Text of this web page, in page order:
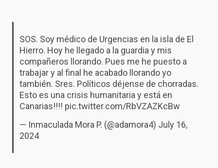
SOS. Soy médico de Urgencias en la isla de El
Hierro. Hoy he llegado a la guardia y mis
compañeros llorando. Pues me he puesto a
trabajar y al final he acabado llorando yo
también. Sres. Políticos déjense de chorradas.
Esto es una crisis humanitaria y está en
Canarias!!!! pic.twitter.com/RbVZAZKcBw
— Inmaculada Mora P. (@adamora4) July 16,
2024